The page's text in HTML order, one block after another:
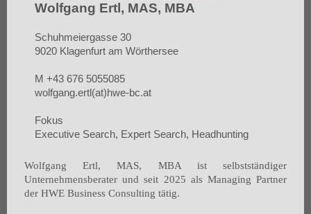
Wolfgang Ertl, MAS, MBA
Schuhmeiergasse 30
9020 Klagenfurt am Wörthersee
M +43 676 5055085
wolfgang.ertl(at)hwe-bc.at
Fokus
Executive Search, Expert Search, Headhunting
Wolfgang Ertl, MAS, MBA ist selbstständiger
Unternehmensberater und seit 2025 als Managing Partner
der HWE Business Consulting tätig.